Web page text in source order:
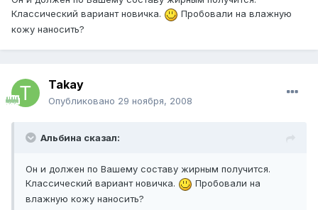
Классический вариант новичка.
Пробовали на влажную
кожу наносить?
Takay
Опубликовано 29 ноября, 2008
Альбина сказал:
Он и должен по Вашему составу жирным получится.
Классический вариант новичка.
Пробовали на
влажную кожу наносить?